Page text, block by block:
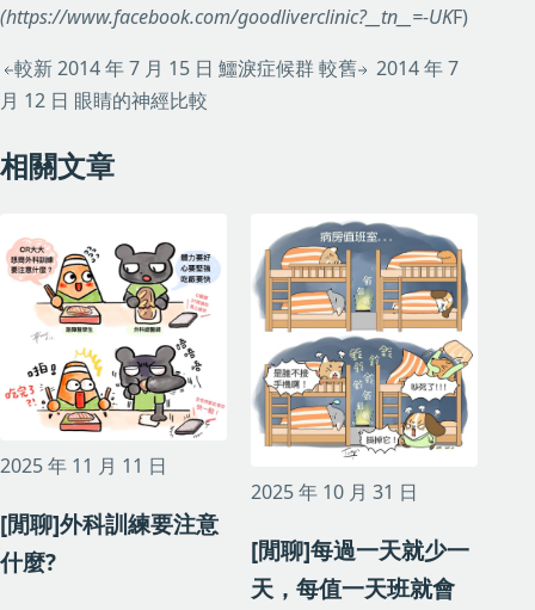
(https://www.facebook.com/goodliverclinic?__tn__=-UKF)
較新2014 年 7 月 15 日 鱷淚症候群較舊
2014 年 7
月 12 日 眼睛的神經比較
相關文章
2025 年 11 月 11 日
[閒聊]外科訓練要注意
什麼?
2025 年 10 月 31 日
[閒聊]每過一天就少一
天，每值一天班就會